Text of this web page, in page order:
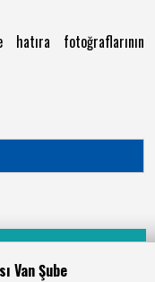
fotoğraflarının
Van Şube